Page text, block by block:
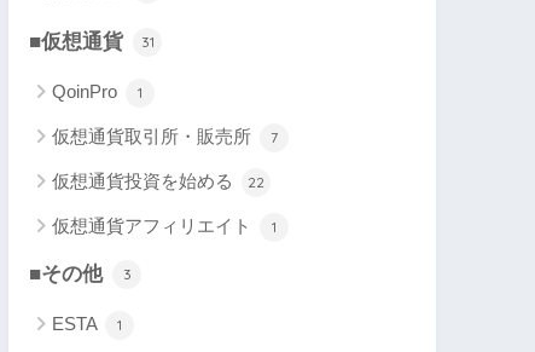
■仮想通貨 31
QoinPro 1
仮想通貨取引所・販売所 7
仮想通貨投資を始める 22
仮想通貨アフィリエイト 1
■その他 3
ESTA 1